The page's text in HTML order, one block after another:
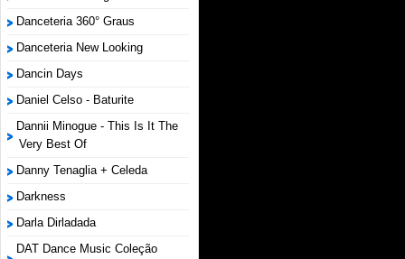
Danceteria 360° Graus
Danceteria New Looking
Dancin Days
Daniel Celso - Baturite
Dannii Minogue - This Is It The
Very Best Of
Danny Tenaglia + Celeda
Darkness
Darla Dirladada
DAT Dance Music Coleção